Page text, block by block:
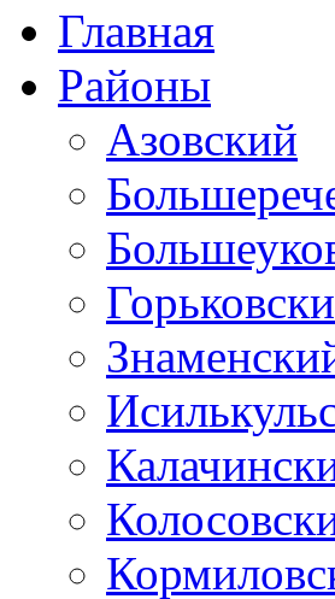
Главная
Районы
Азовский